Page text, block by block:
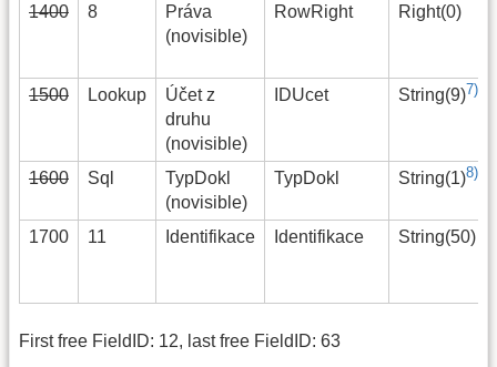
1400 8
Práva
(novisible)
RowRight Right(0)
1500 Lookup
Účet z
druhu
(novisible)
IDUcet String(9)7)
1600 Sql
TypDokl
(novisible)
TypDokl String(1)8)
1700 11 Identifikace Identifikace String(50)
First free FieldID: 12, last free FieldID: 63